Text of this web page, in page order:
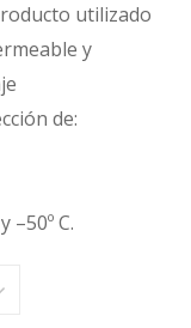
utilizado
y
de:
C.